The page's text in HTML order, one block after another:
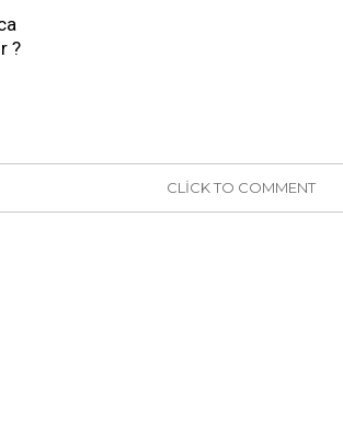
?
CLICK TO COMMENT